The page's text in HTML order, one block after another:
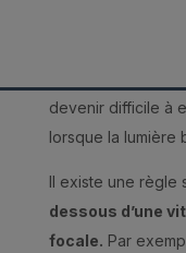
rapide pour éviter
devenir difficile à
lorsque la lumière
Il existe une règle
dessous d’une
focale. Par